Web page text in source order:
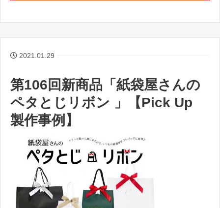
2021.01.29
第106回新商品「紙袋屋さんの
ペタとじリボン 」【Pick Up
製作事例】